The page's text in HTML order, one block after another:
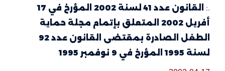
القانون عدد 41 لسنة 2002 المؤرخ في 17
أفريل 2002 المتعلق بإتمام مجلة حماية
الطفل الصادرة بمقتضى القانون عدد 92
لسنة 1995 المؤرخ في 9 نوفمبر 1995